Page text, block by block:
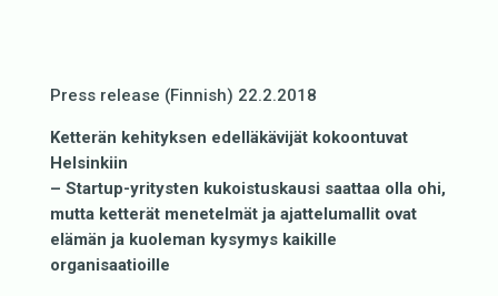
Press release (Finnish) 22.2.2018
Ketterän kehityksen edelläkävijät kokoontuvat
Helsinkiin
– Startup-yritysten kukoistuskausi saattaa olla ohi,
mutta ketterät menetelmät ja ajattelumallit ovat
elämän ja kuoleman kysymys kaikille
organisaatioille